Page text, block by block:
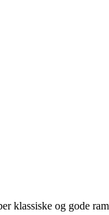
klassiske og gode